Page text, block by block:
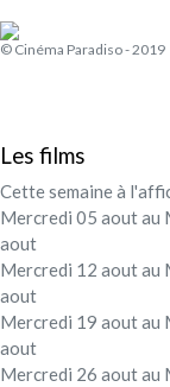
Festival -
Mon
© Cinéma Paradiso - 2019
Les films
Cette semaine à
Mercredi 05 aout au
aout
Mercredi 12 aout au
aout
Mercredi 19 aout au
aout
Mercredi 26 aout au